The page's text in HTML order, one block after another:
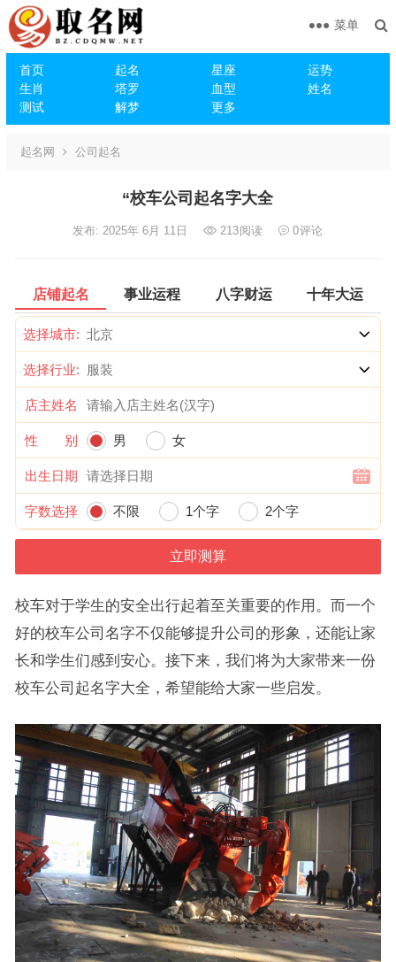
首页 起名 星座
运势
生肖
塔罗 血型
姓名
测试
解梦 更多
菜单
起名网 公司起名
“校车公司起名字大全
发布: 2025年 6月 11日 213阅读 0评论
店铺起名 事业运程 八字财运 十年大运
选择城市:
选择行业:
店主姓名
性 别 男 女
出生日期
字数选择 不限 1个字 2个字
校车对于学生的安全出行起着至关重要的作用。而一个
好的校车公司名字不仅能够提升公司的形象，还能让家
长和学生们感到安心。接下来，我们将为大家带来一份
校车公司起名字大全，希望能给大家一些启发。